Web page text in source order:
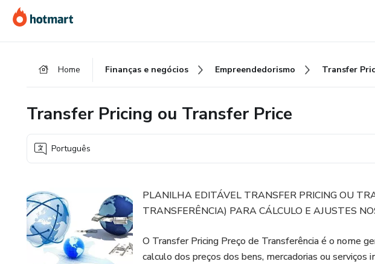
para
o
para
o
para
o
Home Finanças e negócios Empreendedorismo
Transfer Pricing ou Transfer Price
Português
PLANILHA EDITÁVEL TRANSFER PRICING OU
TRANSFERÊNCIA) PARA CÁLCULO E AJUSTES
O Transfer Pricing Preço de Transferência é o nome
calculo dos preços dos bens, mercadorias ou